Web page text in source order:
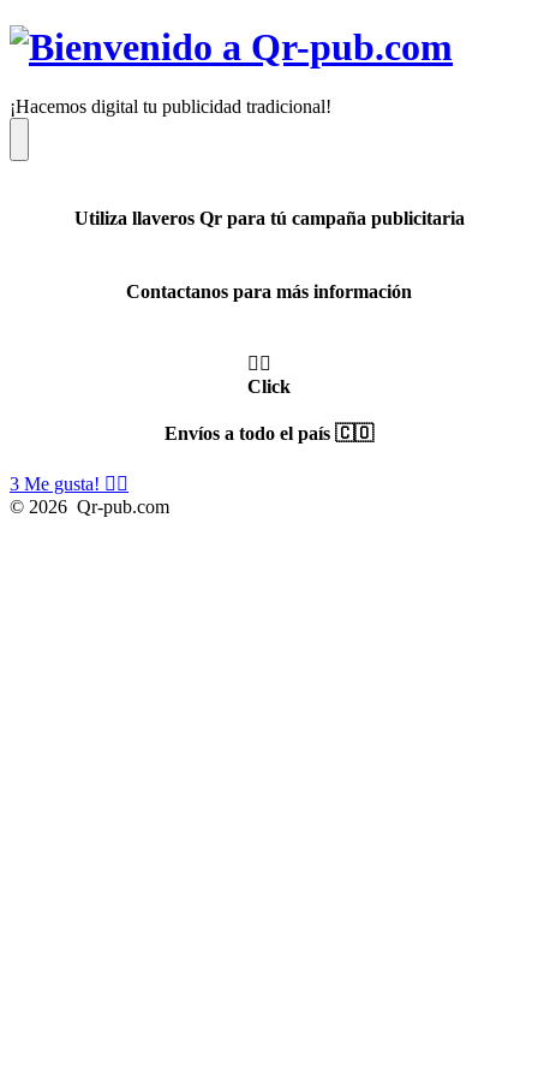
Saltar
¡Hacemos digital tu publicidad tradicional!
Menú
Utiliza llaveros Qr para tú campaña publicitaria
Contactanos para más información
👆🏼
Click
Envíos a todo el país 🇨🇴
3 Me gusta! 👍🏼
© 2026 Qr-pub.com